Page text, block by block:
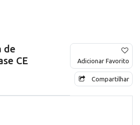
de
CE
Adicionar Favorito
Compartilhar